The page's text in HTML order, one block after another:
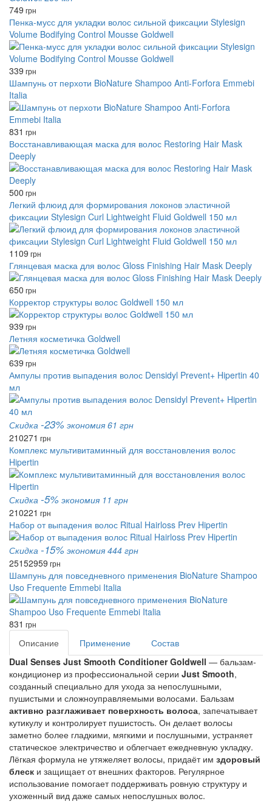
749 грн
Пенка-мусс для укладки волос сильной фиксации Stylesign
Volume Bodifying Control Mousse Goldwell
339 грн
Шампунь от перхоти BioNature Shampoo Anti-Forfora Emmebi
Italia
831 грн
Восстанавливающая маска для волос Restoring Hair Mask
Deeply
500 грн
Легкий флюид для формирования локонов эластичной
фиксации Stylesign Curl Lightweight Fluid Goldwell 150 мл
1109 грн
Глянцевая маска для волос Gloss Finishing Hair Mask Deeply
650 грн
Корректор структуры волос Goldwell 150 мл
939 грн
Летняя косметичка Goldwell
639 грн
Ампулы против выпадения волос Densidyl Prevent+ Hipertin 40
мл
Скидка -23% экономия 61 грн
210271 грн
Комплекс мультивитаминный для восстановления волос
Hipertin
Скидка -5% экономия 11 грн
210221 грн
Набор от выпадения волос Ritual Hairloss Prev Hipertin
Скидка -15% экономия 444 грн
25152959 грн
Шампунь для повседневного применения BioNature Shampoo
Uso Frequente Emmebi Italia
831 грн
Описание Применение
Состав
Dual Senses Just Smooth Conditioner Goldwell — бальзам-
кондиционер из профессиональной серии Just Smooth,
созданный специально для ухода за непослушными,
активно разглаживает поверхность волоса, запечатывает
кутикулу и контролирует пушистость. Он делает волосы
заметно более гладкими, мягкими и послушными, устраняет
статическое электричество и облегчает ежедневную укладку.
Лёгкая формула не утяжеляет волосы, придаёт им здоровый
блеск и защищает от внешних факторов. Регулярное
использование помогает поддерживать ровную структуру и
ухоженный вид даже самых непослушных волос.